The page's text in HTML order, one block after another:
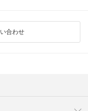
合わせ